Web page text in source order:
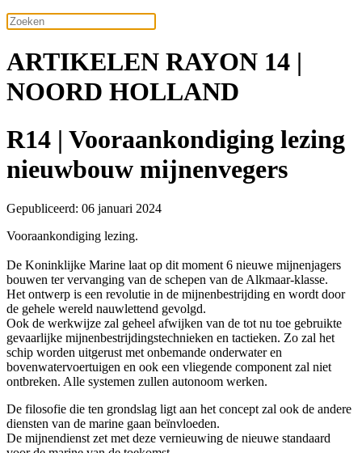
ARTIKELEN RAYON 14 |
NOORD HOLLAND
R14 | Vooraankondiging lezing
nieuwbouw mijnenvegers
Gepubliceerd: 06 januari 2024
Vooraankondiging lezing.
De Koninklijke Marine laat op dit moment 6 nieuwe mijnenjagers
bouwen ter vervanging van de schepen van de Alkmaar-klasse.
Het ontwerp is een revolutie in de mijnenbestrijding en wordt door
de gehele wereld nauwlettend gevolgd.
Ook de werkwijze zal geheel afwijken van de tot nu toe gebruikte
gevaarlijke mijnenbestrijdingstechnieken en tactieken. Zo zal het
schip worden uitgerust met onbemande onderwater en
bovenwatervoertuigen en ook een vliegende component zal niet
ontbreken. Alle systemen zullen autonoom werken.
De filosofie die ten grondslag ligt aan het concept zal ook de andere
diensten van de marine gaan beïnvloeden.
De mijnendienst zet met deze vernieuwing de nieuwe standaard